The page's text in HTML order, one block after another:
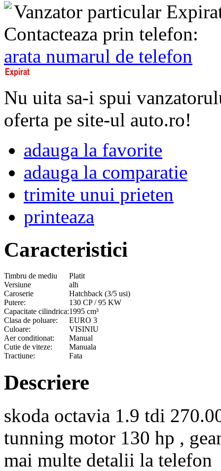
Vanzator particular
Contacteaza prin telefon:
arata numarul de telefon
Nu uita sa-i spui
oferta pe site-ul auto.ro!
adauga la favorite
adauga la comparatie
trimite unui prieten
printeaza
Caracteristici
Timbru de mediu
Platit
Versiune
alh
Caroserie
Hatchback (3/5 usi)
Putere:
130 CP / 95 KW
Capacitate cilindrica:1995 cm³
Clasa de poluare:
EURO 3
Culoare:
VISINIU
Aer conditionat:
Manual
Cutie de viteze:
Manuala
Tractiune:
Fata
Descriere
skoda octavia 1.9 tdi
tunning motor 130 hp ,
mai multe detalii la telefon